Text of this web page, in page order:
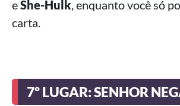
eShe-Hulk, enquanto você só
carta.
7º LUGAR: SENHOR